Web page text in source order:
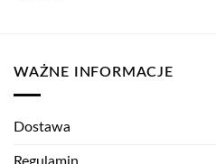
WAŻNE INFORMACJE
Dostawa
Regulamin